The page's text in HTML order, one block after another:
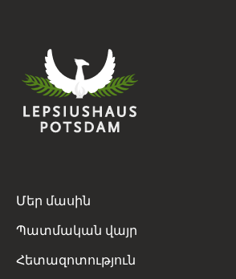
Մեր մասին
Պատմական վայր
Հետազոտություն